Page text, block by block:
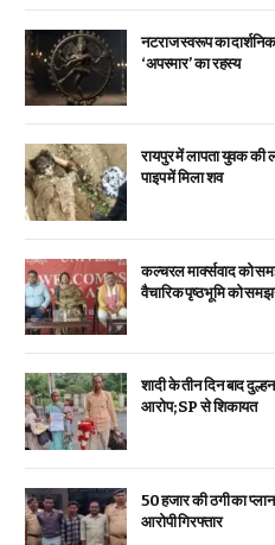
नटराज स्वरूप का
‘अपस्मार’ का रहस्य
रायपुर में लापता युवक
पाइप में मिला शव
कल्चरल मार्क्सवाद को
वैचारिक पृष्ठभूमि को
शादी के तीन दिन बाद
आरोप; SP से शिकायत
₹50 हजार की ठगी का
आरोपी गिरफ्तार